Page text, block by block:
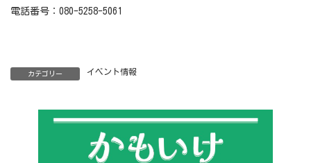
電話番号：080-5258-5061
カテゴリー イベント情報